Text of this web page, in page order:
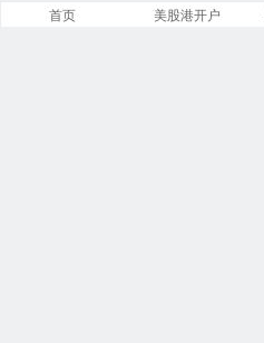
首页 美股港开户